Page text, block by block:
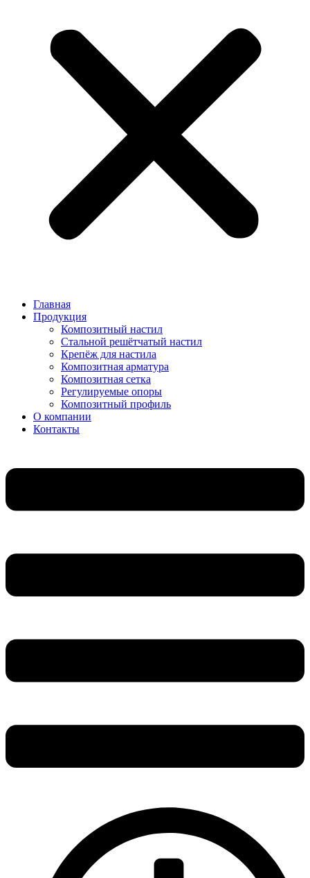
Главная
Продукция
Композитный настил
Стальной решётчатый настил
Крепёж для настила
Композитная арматура
Композитная сетка
Регулируемые опоры
Композитный профиль
О компании
Контакты